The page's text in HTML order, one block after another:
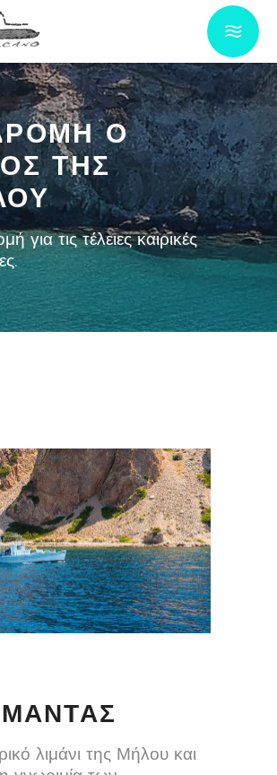
Ο
ΤΗΣ
για τις τέλειες καιρικές
λιμάνι της Μήλου και